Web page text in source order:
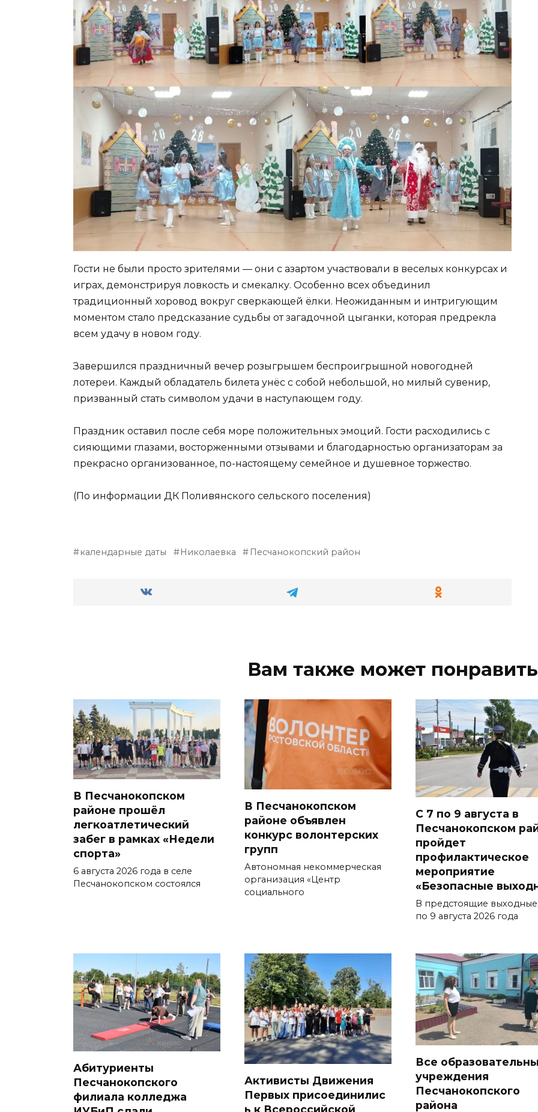
Гости не были просто зрителями — они с азартом участвовали в веселых конкурсах и
играх, демонстрируя ловкость и смекалку. Особенно всех объединил
традиционный хоровод вокруг сверкающей ёлки. Неожиданным и интригующим
моментом стало предсказание судьбы от загадочной цыганки, которая предрекла
всем удачу в новом году.
Завершился праздничный вечер розыгрышем беспроигрышной новогодней
лотереи. Каждый обладатель билета унёс с собой небольшой, но милый сувенир,
призванный стать символом удачи в наступающем году.
Праздник оставил после себя море положительных эмоций. Гости расходились с
сияющими глазами, восторженными отзывами и благодарностью организаторам за
прекрасно организованное, по-настоящему семейное и душевное торжество.
(По информации ДК Поливянского сельского поселения)
календарные даты Николаевка Песчанокопский район
Вам также может
В Песчанокопском
районе прошёл
легкоатлетический
забег в рамках «Недели
спорта»
6 августа 2026 года в селе
Песчанокопском состоялся
В Песчанокопском
районе объявлен
конкурс волонтерских
групп
Автономная некоммерческая
организация «Центр
социального
С 7 по 9 августа в
Песчанокопском
пройдет
профилактическое
мероприятие
«Безопасные
В предстоящие
по 9 августа 2026 года
Абитуриенты
Песчанокопского
филиала колледжа
Активисты Движения
Первых присоединилис
ь к Всероссийской
Все
учреждения
Песчанокопского
района